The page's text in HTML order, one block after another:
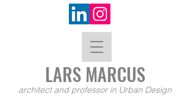
LARS MARCUS
architect and professor in Urban Design